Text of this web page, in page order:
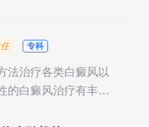
专科
法治疗各类白癜风以
的白癜风治疗有丰富